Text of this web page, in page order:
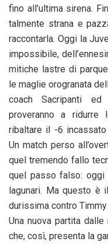
fino all’ultima sirena.
talmente strana e
raccontarla. Oggi la
impossibile,
mitiche lastre di
le maglie orogranata
coach Sacripanti
proveranno a ridurre
ribaltare il -6 incassato
Un match perso
quel tremendo fallo
quel passo falso:
lagunari. Ma questo è
durissima contro
Una nuova partita
che, così, presenta la